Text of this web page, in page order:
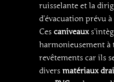
ruisselante et la
d’évacuation prévu
Ces caniveaux
harmonieusement à
revêtements car ils
divers matériaux